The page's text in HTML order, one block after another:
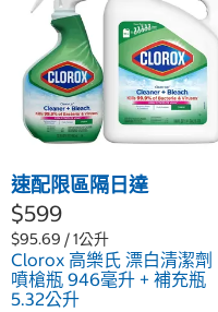
速配限區隔日達
$599
$95.69 / 1公升
Clorox 高樂氏 漂白清潔劑
噴槍瓶 946毫升 + 補充瓶
5.32公升